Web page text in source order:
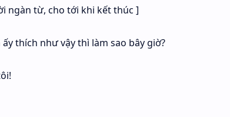
ngàn từ, cho tới khi kết thúc ]
thích như vậy thì làm sao bây giờ?